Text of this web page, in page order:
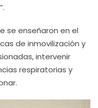
se enseñaron en el
de inmovilización y
intervenir
respiratorias y